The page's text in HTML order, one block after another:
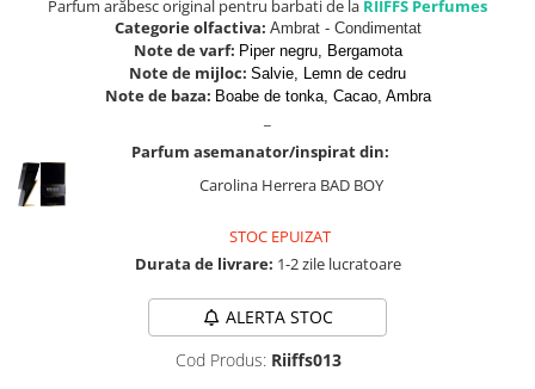
ZaienParfum arăbesc original pentru barbati de la RIIFFS Perfumes
Categorie olfactiva: Ambrat - Condimentat
Note de varf: Piper negru, Bergamota
Note de mijloc: Salvie, Lemn de cedru
Note de baza: Boabe de tonka, Cacao, Ambra
Parfum asemanator/inspirat din:
Carolina Herrera BAD BOY
STOC EPUIZAT
Durata de livrare: 1-2 zile lucratoare
ALERTA STOC
Cod Produs: Riiffs013